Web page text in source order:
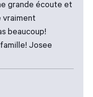
grande écoute et
vraiment
beaucoup!
Josee